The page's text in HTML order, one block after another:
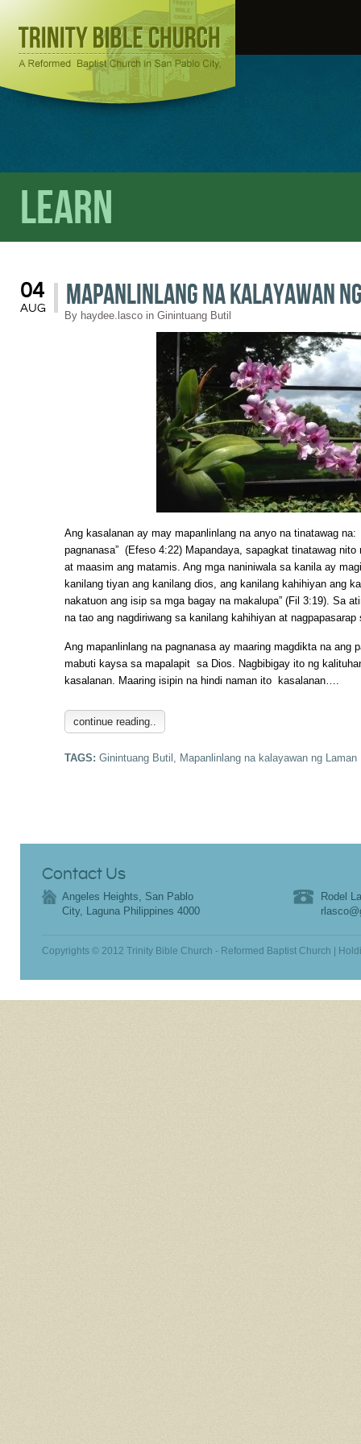
Learn
04
AUG Mapanlinlang na kalayawan
By haydee.lasco in Ginintuang Butil
Ang kasalanan ay may mapanlinlang na anyo na tinatawag na:
pagnanasa” (Efeso 4:22) Mapandaya, sapagkat tinatawag
at maasim ang matamis. Ang mga naniniwala sa kanila ay
kanilang tiyan ang kanilang dios, ang kanilang kahihiyan ang
nakatuon ang isip sa mga bagay na makalupa” (Fil 3:19). Sa
na tao ang nagdiriwang sa kanilang kahihiyan at
Ang mapanlinlang na pagnanasa ay maaring magdikta na ang
mabuti kaysa sa mapalapit sa Dios. Nagbibigay ito ng
kasalanan. Maaring isipin na hindi naman ito kasalanan….
continue reading..
TAGS: Ginintuang Butil , Mapanlinlang na kalayawan ng Laman
Contact Us
Angeles Heights, San Pablo
City, Laguna Philippines 4000
Rodel
Copyrights © 2012 Trinity Bible Church - Reformed Baptist Church |